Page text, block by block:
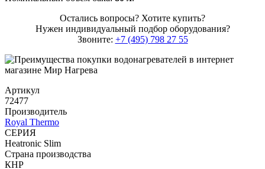
Остались вопросы? Хотите купить?
Нужен индивидуальный подбор оборудования?
Звоните: +7 (495) 798 27 55
Артикул
72477
Производитель
Royal Thermo
СЕРИЯ
Heatronic Slim
Страна производства
КНР